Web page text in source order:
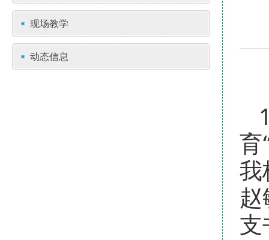
现场教学
动态信息
育
我